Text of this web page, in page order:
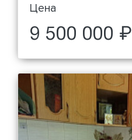
Цена
9 500 000 ₽